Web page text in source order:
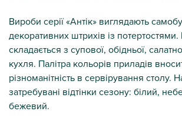
Вироби серії «Антік» виглядають
декоративних штрихів із потертостями.
складається з супової, обідньої,
кухля. Палітра кольорів приладів
різноманітність в сервірування столу.
затребувані відтінки сезону: білий,
бежевий.